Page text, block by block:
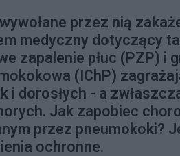
przez nią
medyczny dotyczący
zapalenie płuc (PZP) i
(IChP)
i dorosłych - a
Jak zapobiec
przez pneumokoki?
ochronne.